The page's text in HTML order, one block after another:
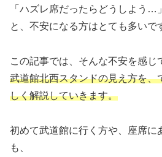
「ハズレ席だったらどうしよう…」
と、不安になる方はとても多いで
この記事では、そんな不安を感じ
武道館北西スタンドの見え方を、
しく解説していきます。
初めて武道館に行く方や、座席に
も、